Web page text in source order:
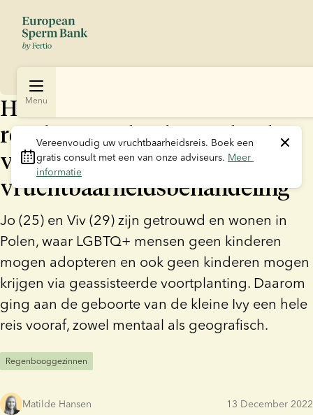
Menu
Vereenvoudig uw vruchtbaarheidsreis. Boek een
gratis consult met een van onze adviseurs. Meer
informatie
Het lesbische stel Jo en Viv
reisden naar het buitenland
voor een
vruchtbaarheidsbehandeling
Jo (25) en Viv (29) zijn getrouwd en wonen in
Polen, waar LGBTQ+ mensen geen kinderen
mogen adopteren en ook geen kinderen mogen
krijgen via geassisteerde voortplanting. Daarom
ging aan de geboorte van de kleine Ivy een hele
reis vooraf, zowel mentaal als geografisch.
Regenbooggezinnen
Matilde Hansen 13 December 2022